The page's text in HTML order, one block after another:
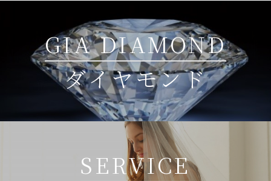
GIA DIAMOND
ダイヤモンド
SERVICE